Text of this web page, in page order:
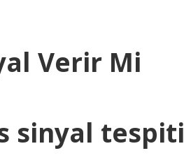
Verir Mi
sinyal tespiti